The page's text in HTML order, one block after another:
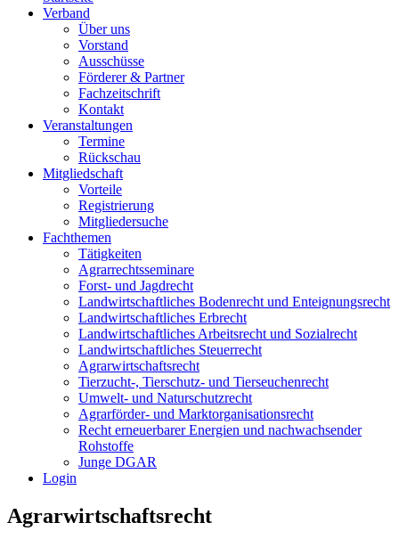
Verband
Über uns
Vorstand
Ausschüsse
Förderer & Partner
Fachzeitschrift
Kontakt
Veranstaltungen
Termine
Rückschau
Mitgliedschaft
Vorteile
Registrierung
Mitgliedersuche
Fachthemen
Tätigkeiten
Agrarrechtsseminare
Forst- und Jagdrecht
Landwirtschaftliches Bodenrecht und Enteignungsrecht
Landwirtschaftliches Erbrecht
Landwirtschaftliches Arbeitsrecht und Sozialrecht
Landwirtschaftliches Steuerrecht
Agrarwirtschaftsrecht
Tierzucht-, Tierschutz- und Tierseuchenrecht
Umwelt- und Naturschutzrecht
Agrarförder- und Marktorganisationsrecht
Recht erneuerbarer Energien und nachwachsender
Rohstoffe
Junge DGAR
Login
Agrarwirtschaftsrecht